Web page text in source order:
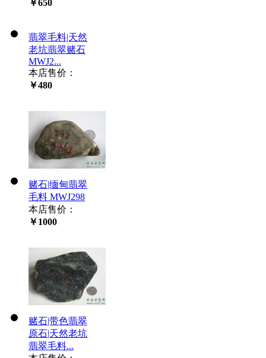
￥650
翡翠毛料|天然
老坑翡翠赌石
MWJ2...
本店售价：
￥480
赌石|缅甸翡翠
毛料 MWJ298
本店售价：
￥1000
赌石|带色翡翠
原石|天然老坑
翡翠毛料...